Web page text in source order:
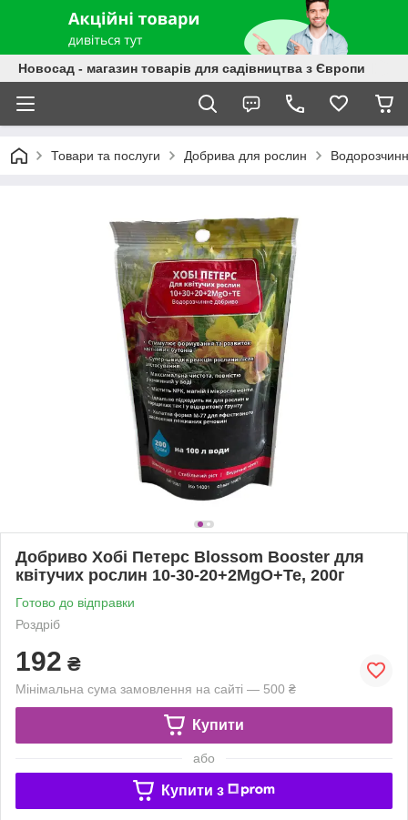
Новосад - магазин товарів для садівництва з Європи
Товари та послуги Добрива для рослин
Добриво Хобі Петерс Blossom Booster для
квітучих рослин 10-30-20+2MgO+Te, 200г
Готово до відправки
Роздріб
192 ₴
Мінімальна сума замовлення на сайті — 500 ₴
Купити
або
Купити з